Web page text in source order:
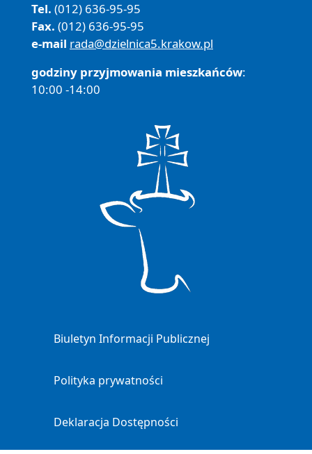
Tel. (012) 636-95-95
Fax. (012) 636-95-95
e-mail rada@dzielnica5.krakow.pl
godziny przyjmowania mieszkańców:
10:00 -14:00
Biuletyn Informacji Publicznej
Polityka prywatności
Deklaracja Dostępności